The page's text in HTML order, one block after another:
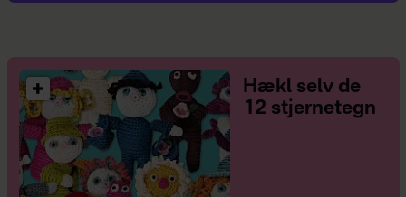
Hækl selv de
12 stjernetegn